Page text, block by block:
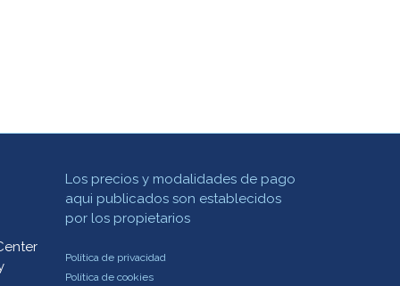
Los precios y modalidades de pago
aqui publicados son establecidos
por los propietarios
Política de privacidad
Política de cookies